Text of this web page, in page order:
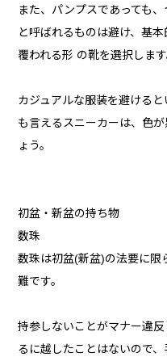
また、パンプスであっても
と呼ばれるものは避け、基
覆われる形 の靴を選択します
カジュアルな服装を避ける
も言えるスニーカーは、色
ょう。
初盆・新盆の持ち物
数珠
数珠は初盆(新盆)の法要に限
難です。
持参しないことがマナー違
るに越したことはないので